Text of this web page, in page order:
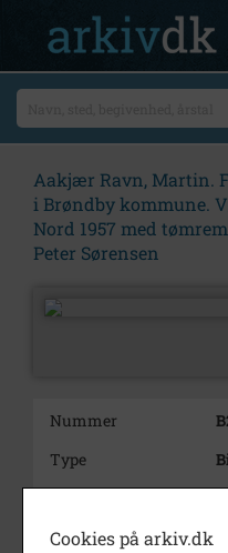
Aakjær Ravn, Martin.
i Brøndby kommune.
Nord 1957 med
Peter Sørensen
Nummer
Type
Cookies på arkiv.dk